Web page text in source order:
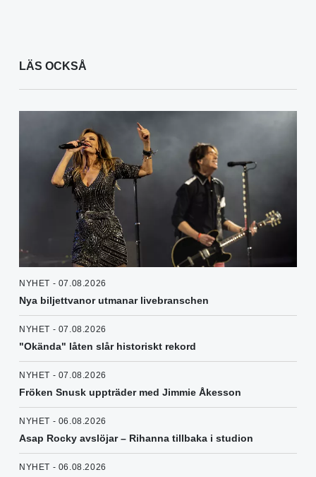
LÄS OCKSÅ
NYHET - 07.08.2026
Nya biljettvanor utmanar livebranschen
NYHET - 07.08.2026
"Okända" låten slår historiskt rekord
NYHET - 07.08.2026
Fröken Snusk uppträder med Jimmie Åkesson
NYHET - 06.08.2026
Asap Rocky avslöjar – Rihanna tillbaka i studion
NYHET - 06.08.2026